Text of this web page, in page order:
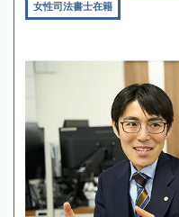
女性司法書士在籍